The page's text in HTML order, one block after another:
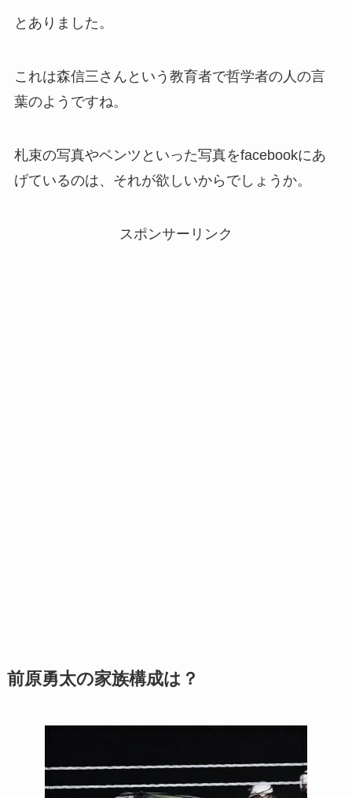
とありました。
これは森信三さんという教育者で哲学者の人の言
葉のようですね。
札束の写真やベンツといった写真をfacebookにあ
げているのは、それが欲しいからでしょうか。
スポンサーリンク
前原勇太の家族構成は？